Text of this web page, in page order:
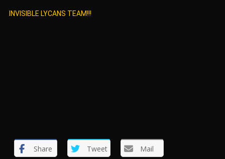
INVISIBLE LYCANS TEAM!!!
Share Tweet Mail